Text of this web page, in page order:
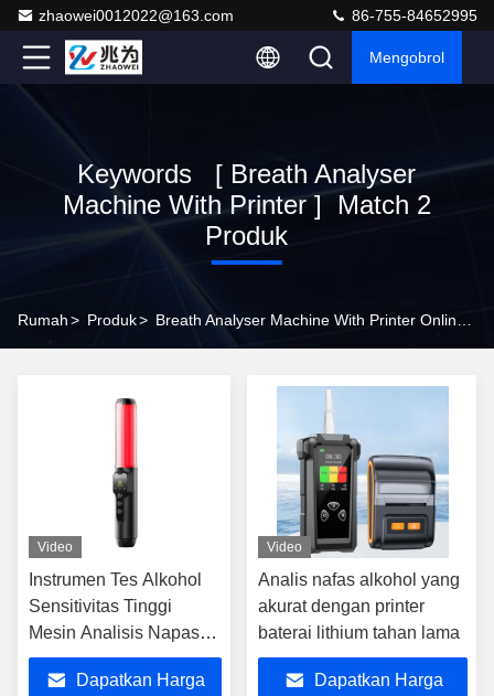
zhaowei0012022@163.com 86-755-84652995
Mengobrol
Keywords [ Breath Analyser
Machine With Printer ] Match 2
Produk
Rumah> Produk>
Video
Instrumen Tes Alkohol
Sensitivitas Tinggi
Mesin Analisis Napas
Dengan Fungsi
Desinfeksi UV
Dapatkan Harga
Video
Analis nafas alkohol yang
akurat dengan printer
baterai lithium tahan lama
Dapatkan Harga